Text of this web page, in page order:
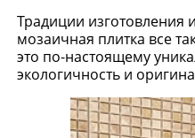
Традиции изготовления
мозаичная плитка все
это по-настоящему
экологичность и